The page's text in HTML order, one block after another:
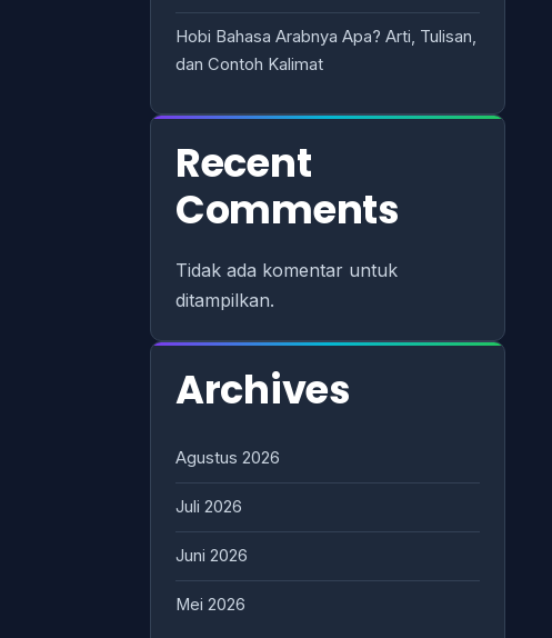
Hobi Bahasa Arabnya Apa? Arti, Tulisan,
dan Contoh Kalimat
Recent
Comments
Tidak ada komentar untuk
ditampilkan.
Archives
Agustus 2026
Juli 2026
Juni 2026
Mei 2026